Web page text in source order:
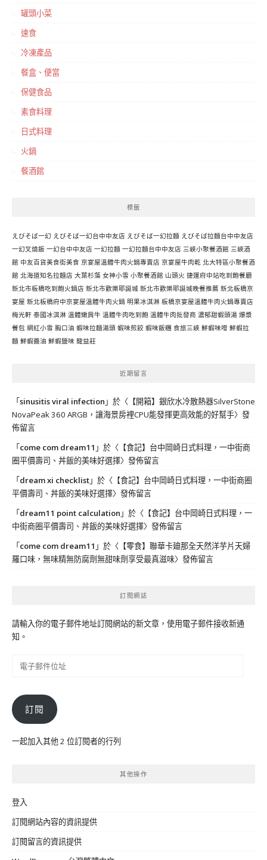
罐頭小菜
速食
冷凍產品
餐盒、便當
保健食品
素食料理
日式料理
火鍋
餐酒館
標籤
えびそば一幻 えびそば一幻台中中友店 えびそば一幻拉麵 えびそば拉麵台中中友店
一幻叉燒飯 一幻台中中友店 一幻拉麵 一幻拉麵台中中友店 三峽小聚餐酒館 三峽酒
館 中友百貨美食街美食 京宴屋溫體牛肉火鍋專賣店 京宴屋牛肉乾 北大特區小聚餐酒
館 北海道知名拉麵店 大葉杉藻 女神小雪 小聚餐酒館 山頭火 捷運府中站吃到飽餐廳
新北市板橋吃到飽火鍋店 新北市歡樂耶誕城 新北市歡樂耶誕城晚餐推薦 新北板橋京
宴屋 新北板橋府中京宴屋溫體牛肉火鍋 明果冰淇淋 板橋京宴屋溫體牛肉火鍋專賣店
梅光軒 泰國冰淇淋 溫體嫩肩牛 溫體牛肉吃到飽 溫體牛肉批發商 濃郁甜蝦頭湯 爆漿
餐包 網紅小雪 胸口油 蝦味拉麵湯頭 蝦味煎餃 蝦味飯糰 食旅三峽 鮮蝦味噌 鮮蝦拉
麵 鮮蝦醬油 鮮蝦鹽味 龍益莊
近期留言
「sinusitis viral infection 」於〈 【開箱】銀欣水冷散熱器SilverStone
NovaPeak 360 ARGB，讓海景房裡CPU能發揮更高效能的好幫手〉發
佈留言
「come com dream11 」於〈 【食記】台中岡崎日式料理，一中街商
圈平價壽司、丼飯的美味好選擇〉發佈留言
「dream xi checklist」於〈 【食記】台中岡崎日式料理，一中街商圈
平價壽司、丼飯的美味好選擇〉發佈留言
「dream11 point calculation 」於〈 【食記】台中岡崎日式料理，一
中街商圈平價壽司、丼飯的美味好選擇〉發佈留言
「come com dream11 」於〈 【零食】聯華卡廸那全天然洋芋片天婦
羅口味，無味精無防腐劑無甜味劑享受最真滋味〉發佈留言
訂閱網誌
請輸入你的電子郵件地址訂閱網站的新文章，使用電子郵件接收新通
知。
件
位
訂閱
一起加入其他 2 位訂閱者的行列
其他操作
登入
訂閱網站內容的資訊提供
訂閱留言的資訊提供